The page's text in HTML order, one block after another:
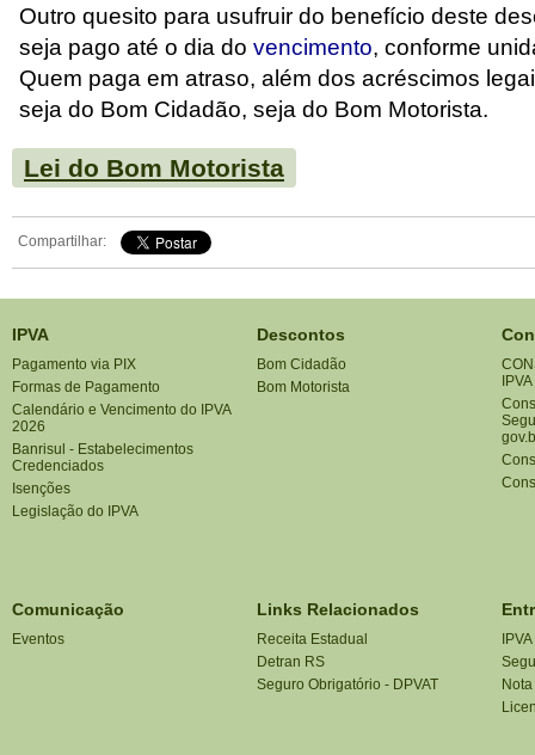
Outro quesito para usufruir do benefício deste
seja pago até o dia do vencimento, conforme
Quem paga em atraso, além dos acréscimos
seja do Bom Cidadão, seja do Bom Motorista.
Lei do Bom Motorista
Compartilhar:
IPVA
Pagamento via PIX
Formas de Pagamento
Calendário e Vencimento do IPVA
2026
Banrisul - Estabelecimentos
Credenciados
Isenções
Legislação do IPVA
Descontos
Bom Cidadão
Bom Motorista
Comunicação
Eventos
Links Relacionados
Receita Estadual
Detran RS
Seguro Obrigatório - DPVAT